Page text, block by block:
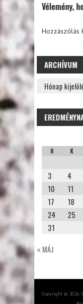
Vélemény,
Hozzászólás
ARCHÍVUM
ARCHÍVUM
H K
3
4
10
11
17
18
24
25
31
« MÁJ
Copyright © 2026